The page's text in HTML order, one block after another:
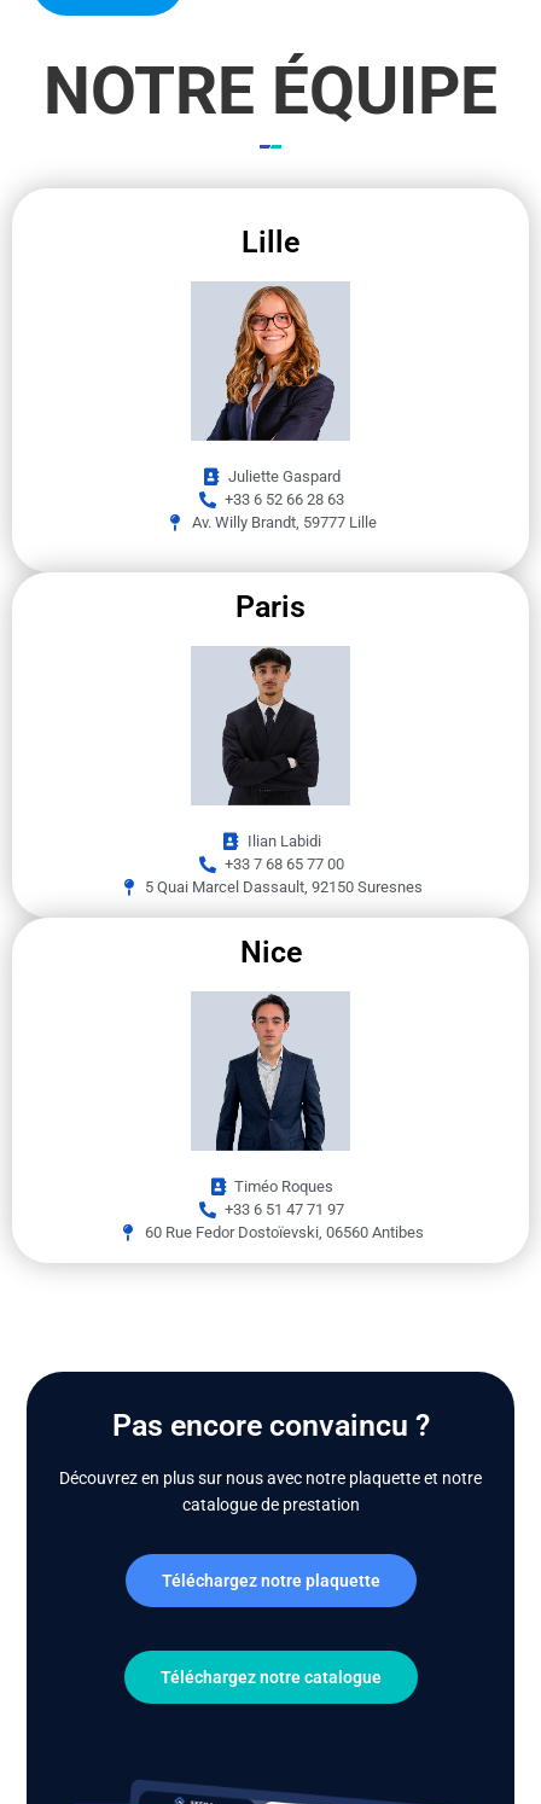
NOTRE ÉQUIPE
Lille
Juliette Gaspard
+33 6 52 66 28 63
Av. Willy Brandt, 59777 Lille
Paris
Ilian Labidi
+33 7 68 65 77 00
5 Quai Marcel Dassault, 92150 Suresnes
Nice
Timéo Roques
+33 6 51 47 71 97
60 Rue Fedor Dostoïevski, 06560 Antibes
Pas encore convaincu ?
Découvrez en plus sur nous avec notre plaquette et notre
catalogue de prestation
Téléchargez notre plaquette
Téléchargez notre catalogue